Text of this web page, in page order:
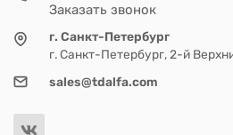
Заказать звонок
г. Санкт-Петербург
г. Санкт-Петербург, 2-й
sales@tdalfa.com